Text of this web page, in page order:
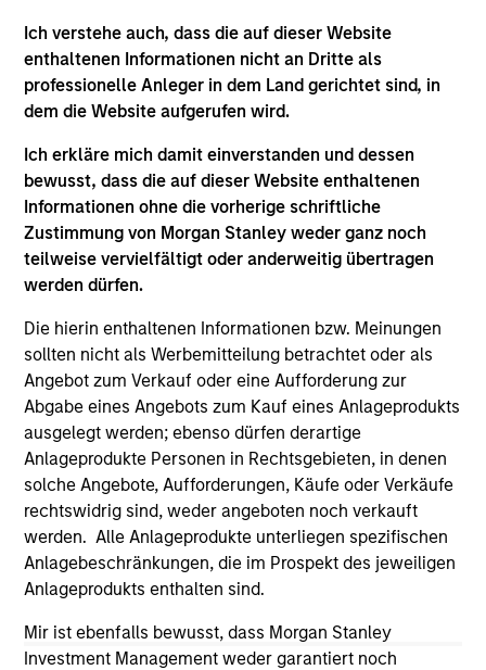
Ich verstehe auch, dass die auf dieser Website
enthaltenen Informationen nicht an Dritte als
professionelle Anleger in dem Land gerichtet sind, in
dem die Website aufgerufen wird.
Ich erkläre mich damit einverstanden und dessen
bewusst, dass die auf dieser Website enthaltenen
Informationen ohne die vorherige schriftliche
Zustimmung von Morgan Stanley weder ganz noch
teilweise vervielfältigt oder anderweitig übertragen
werden dürfen.
Die hierin enthaltenen Informationen bzw. Meinungen
sollten nicht als Werbemitteilung betrachtet oder als
Angebot zum Verkauf oder eine Aufforderung zur
Abgabe eines Angebots zum Kauf eines Anlageprodukts
ausgelegt werden; ebenso dürfen derartige
Anlageprodukte Personen in Rechtsgebieten, in denen
solche Angebote, Aufforderungen, Käufe oder Verkäufe
rechtswidrig sind, weder angeboten noch verkauft
werden. Alle Anlageprodukte unterliegen spezifischen
Anlagebeschränkungen, die im Prospekt des jeweiligen
Anlageprodukts enthalten sind.
Mir ist ebenfalls bewusst, dass Morgan Stanley
Investment Management weder garantiert noch
May not represent all Team Members.
The information on this page is for informational
purposes only. The information contained herein does
not constitute and should not be construed as an
offering of advisory services or an offer to sell or a
solicitation of an offer to buy any securities in any
jurisdiction in which such offer or solicitation,
purchase or sale would be unlawful under the
securities, insurance or other laws of such jurisdiction.
All investing involves risks, including a loss of principal.
Please refer to the strategy detail page for important
information on the strategy, including additional risk
considerations.